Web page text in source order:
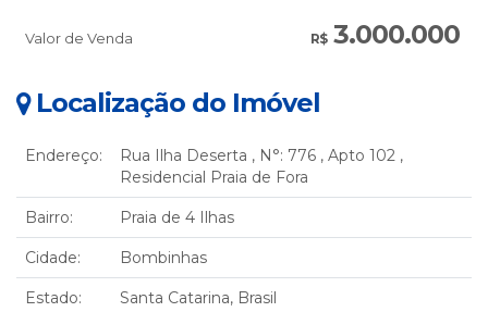
R$3.000.000
Valor de Venda
Localização do Imóvel
Endereço: Rua Ilha Deserta , N°: 776 , Apto 102 ,
Residencial Praia de Fora
Bairro: Praia de 4 Ilhas
Cidade: Bombinhas
Estado: Santa Catarina, Brasil